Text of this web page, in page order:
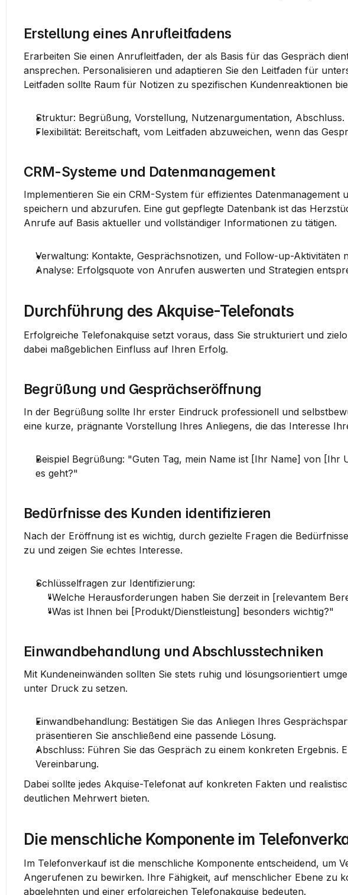
Erstellung eines Anrufleitfadens
Erarbeiten Sie einen Anrufleitfaden, der als Basis für das Gespräch
ansprechen. Personalisieren und adaptieren Sie den Leitfaden für
Leitfaden sollte Raum für Notizen zu spezifischen Kundenreaktionen
Struktur: Begrüßung, Vorstellung, Nutzenargumentation, Abschluss.
Flexibilität: Bereitschaft, vom Leitfaden abzuweichen, wenn das
CRM-Systeme und Datenmanagement
Implementieren Sie ein CRM-System für effizientes Datenmanagement
speichern und abzurufen. Eine gut gepflegte Datenbank ist das
Anrufe auf Basis aktueller und vollständiger Informationen zu tätigen.
Verwaltung: Kontakte, Gesprächsnotizen, und Follow-up-Aktivitäten
Analyse: Erfolgsquote von Anrufen auswerten und Strategien
Durchführung des Akquise-Telefonats
Erfolgreiche Telefonakquise setzt voraus, dass Sie strukturiert und
dabei maßgeblichen Einfluss auf Ihren Erfolg.
Begrüßung und Gesprächseröffnung
In der Begrüßung sollte Ihr erster Eindruck professionell und
eine kurze, prägnante Vorstellung Ihres Anliegens, die das Interesse
Beispiel Begrüßung: "Guten Tag, mein Name ist [Ihr Name] von
es geht?"
Bedürfnisse des Kunden identifizieren
Nach der Eröffnung ist es wichtig, durch gezielte Fragen die
zu und zeigen Sie echtes Interesse.
Schlüsselfragen zur Identifizierung:
"Welche Herausforderungen haben Sie derzeit in [relevantem
"Was ist Ihnen bei [Produkt/Dienstleistung] besonders wichtig?"
Einwandbehandlung und Abschlusstechniken
Mit Kundeneinwänden sollten Sie stets ruhig und lösungsorientiert
unter Druck zu setzen.
Einwandbehandlung: Bestätigen Sie das Anliegen Ihres
präsentieren Sie anschließend eine passende Lösung.
Abschluss: Führen Sie das Gespräch zu einem konkreten Ergebnis.
Vereinbarung.
Dabei sollte jedes Akquise-Telefonat auf konkreten Fakten und
deutlichen Mehrwert bieten.
Die menschliche Komponente im
Im Telefonverkauf ist die menschliche Komponente entscheidend, um
Angerufenen zu bewirken. Ihre Fähigkeit, auf menschlicher Ebene zu
abgelehnten und einer erfolgreichen Telefonakquise bedeuten.